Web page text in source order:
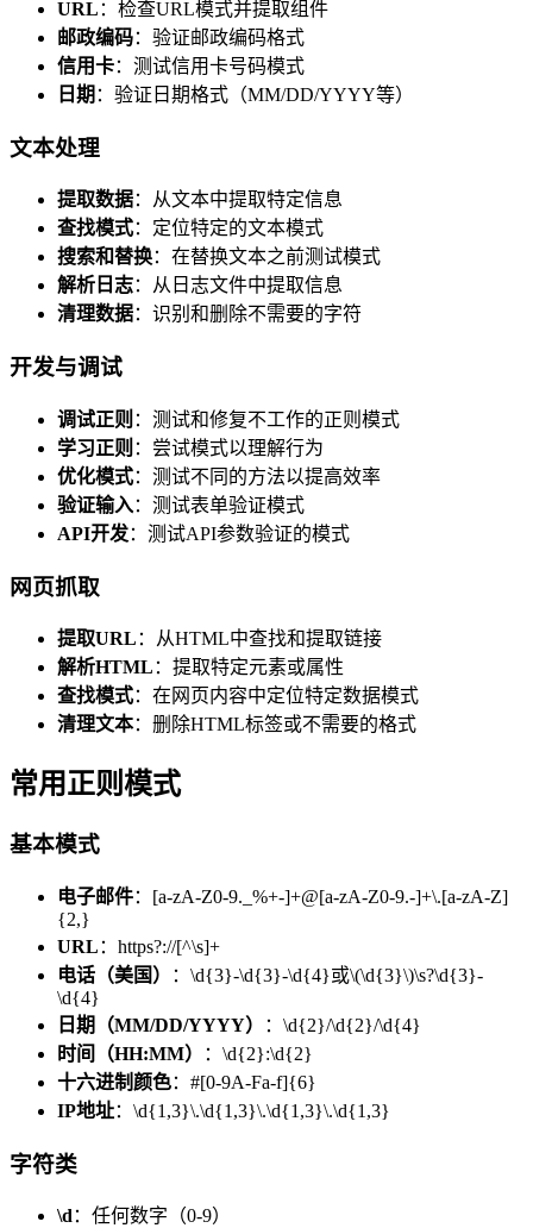
URL ：检查URL模式并提取组件
邮政编码：验证邮政编码格式
信用卡：测试信用卡号码模式
日期 ：验证日期格式（MM/DD/YYYY等）
文本处理
提取数据：从文本中提取特定信息
查找模式：定位特定的文本模式
搜索和替换：在替换文本之前测试模式
解析日志：从日志文件中提取信息
清理数据：识别和删除不需要的字符
开发与调试
调试正则 ：测试和修复不工作的正则模式
学习正则 ：尝试模式以理解行为
优化模式：测试不同的方法以提高效率
验证输入：测试表单验证模式
API开发：测试API参数验证的模式
网页抓取
提取URL ：从HTML中查找和提取链接
解析HTML ：提取特定元素或属性
查找模式：在网页内容中定位特定数据模式
清理文本：删除HTML标签或不需要的格式
常用正则模式
基本模式
电子邮件：[a-zA-Z0-9._%+-]+@[a-zA-Z0-9.-]+\.[a-zA-Z]
{2,}
URL ：https?://[^\s]+
电话（美国）
：\d{3}-\d{3}-\d{4}或\(\d{3}\)\s?\d{3}-
\d{4}
日期（MM/DD/YYYY）
：\d{2}/\d{2}/\d{4}
时间（HH:MM）
：\d{2}:\d{2}
十六进制颜色：#[0-9A-Fa-f]{6}
IP地址：\d{1,3}\.\d{1,3}\.\d{1,3}\.\d{1,3}
字符类
\d ：任何数字（0-9）